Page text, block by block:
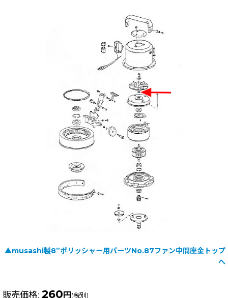
▲musashi製8”ポリッシャー用パーツNo.87ファン中間座金トップ
へ
販売価格: 260 円 (税別)